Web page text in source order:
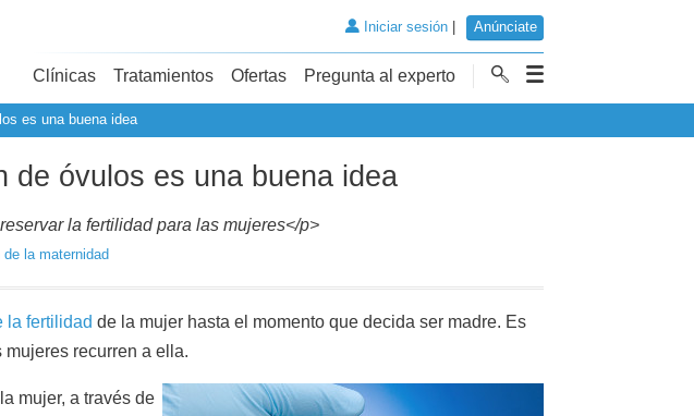
Iniciar sesión| Anúnciate
Clínicas Tratamientos Ofertas Pregunta al experto
es una buena idea
de óvulos es una buena idea
la fertilidad para las mujeres</p>
la maternidad
la fertilidad de la mujer hasta el momento que decida ser madre. Es
recurren a ella.
mujer, a través de